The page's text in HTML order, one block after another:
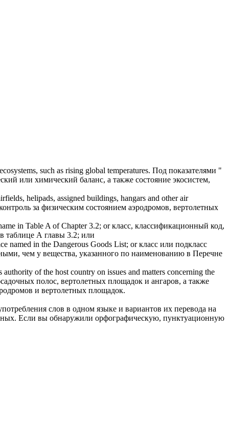
such as rising global temperatures. Под показателями "
или химический баланс, а также состояние экосистем,
helipads, assigned buildings, hangars and other air
за физическим состоянием аэродромов, вертолетных
in Table A of Chapter 3.2; or класс, классификационный код,
таблице А главы 3.2; или
named in the Dangerous Goods List; or класс или подкласс
чем у вещества, указанного по наименованию в Перечне
of the host country on issues and matters concerning the
полос, вертолетных площадок и ангаров, а также
и вертолетных площадок.
слов в одном языке и вариантов их перевода на
Если вы обнаружили орфографическую, пунктуационную